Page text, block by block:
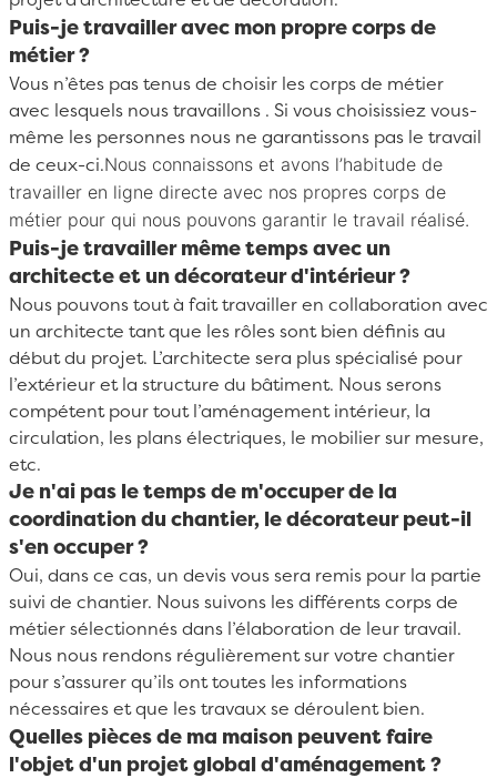
Puis-je travailler avec mon propre corps de
métier ?
Vous n’êtes pas tenus de choisir les corps de métier
avec lesquels nous travaillons . Si vous choisissiez vous-
même les personnes nous ne garantissons pas le travail
de ceux-ci.Nous connaissons et avons l’habitude de
travailler en ligne directe avec nos propres corps de
métier pour qui nous pouvons garantir le travail réalisé.
Puis-je travailler même temps avec un
architecte et un décorateur d'intérieur ?
Nous pouvons tout à fait travailler en collaboration avec
un architecte tant que les rôles sont bien définis au
début du projet. L’architecte sera plus spécialisé pour
l’extérieur et la structure du bâtiment. Nous serons
compétent pour tout l’aménagement intérieur, la
circulation, les plans électriques, le mobilier sur mesure,
etc.
Je n'ai pas le temps de m'occuper de la
coordination du chantier, le décorateur peut-il
s'en occuper ?
Oui, dans ce cas, un devis vous sera remis pour la partie
suivi de chantier. Nous suivons les différents corps de
métier sélectionnés dans l’élaboration de leur travail.
Nous nous rendons régulièrement sur votre chantier
pour s’assurer qu’ils ont toutes les informations
nécessaires et que les travaux se déroulent bien.
Quelles pièces de ma maison peuvent faire
l'objet d'un projet global d'aménagement ?